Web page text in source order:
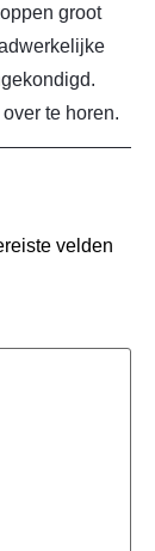
groot
te horen.
velden